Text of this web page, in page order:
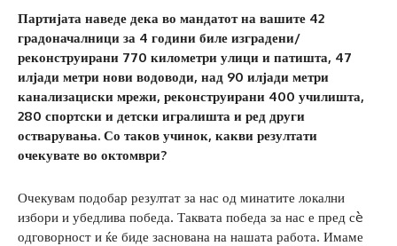
Партијата наведе дека во мандатот на вашите 42
градоначалници за 4 години биле изградени/
реконструирани 770 километри улици и патишта, 47
илјади метри нови водоводи, над 90 илјади метри
канализациски мрежи, реконструирани 400 училишта,
280 спортски и детски игралишта и ред други
остварувања. Со таков учинок, какви резултати
очекувате во октомври?
Очекувам подобар резултат за нас од минатите локални
избори и убедлива победа. Таквата победа за нас е пред сè
одговорност и ќе биде заснована на нашата работа. Имаме